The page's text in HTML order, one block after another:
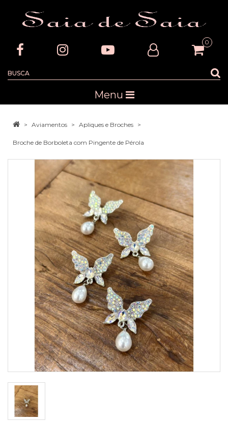
0
Menu
Aviamentos Apliques e Broches
Broche de Borboleta com Pingente de Pérola